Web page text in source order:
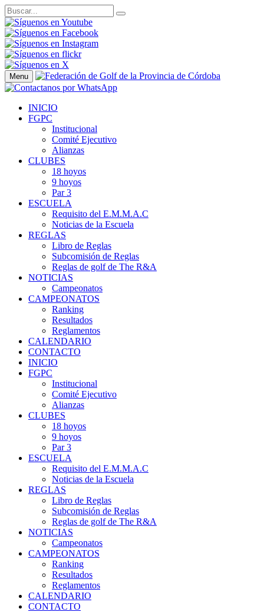
Menu
INICIO
FGPC
Institucional
Comité Ejecutivo
Alianzas
CLUBES
18 hoyos
9 hoyos
Par 3
ESCUELA
Requisito del E.M.M.A.C
Noticias de la Escuela
REGLAS
Libro de Reglas
Subcomisión de Reglas
Reglas de golf de The R&A
NOTICIAS
Campeonatos
CAMPEONATOS
Ranking
Resultados
Reglamentos
CALENDARIO
CONTACTO
INICIO
FGPC
Institucional
Comité Ejecutivo
Alianzas
CLUBES
18 hoyos
9 hoyos
Par 3
ESCUELA
Requisito del E.M.M.A.C
Noticias de la Escuela
REGLAS
Libro de Reglas
Subcomisión de Reglas
Reglas de golf de The R&A
NOTICIAS
Campeonatos
CAMPEONATOS
Ranking
Resultados
Reglamentos
CALENDARIO
CONTACTO